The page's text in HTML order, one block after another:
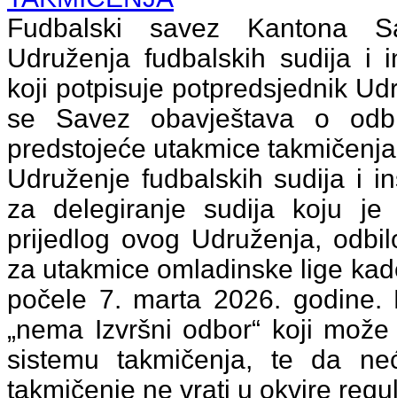
Fudbalski savez Kantona
Udruženja fudbalskih sudija i
koji potpisuje potpredsjednik
se Savez obavještava o
predstojeće utakmice
Udruženje fudbalskih sudija i
za delegiranje sudija koju je
prijedlog ovog Udruženja,
za utakmice omladinske lige
počele 7. marta 2026.
„nema Izvršni odbor“ koji
sistemu takmičenja, te da
takmičenje ne vrati u okvire